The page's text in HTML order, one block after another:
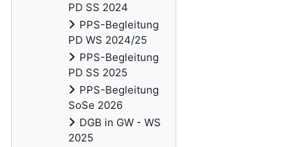
PD SS 2024
PPS-Begleitung
PD WS 2024/25
PPS-Begleitung
PD SS 2025
PPS-Begleitung
SoSe 2026
DGB in GW - WS
2025